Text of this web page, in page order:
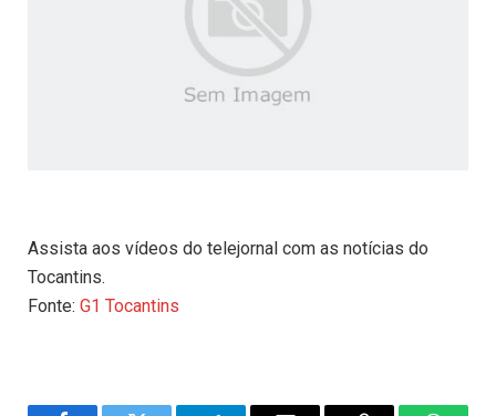
Assista aos vídeos do telejornal com as notícias do
Tocantins.
Fonte: G1 Tocantins